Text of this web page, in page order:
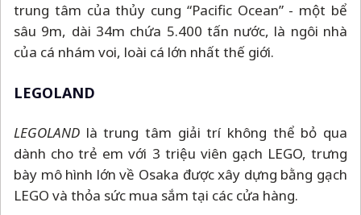
trung tâm của thủy cung “Pacific Ocean” - một bể
sâu 9m, dài 34m chứa 5.400 tấn nước, là ngôi nhà
của cá nhám voi, loài cá lớn nhất thế giới.
LEGOLAND
LEGOLAND là trung tâm giải trí không thể bỏ qua
dành cho trẻ em với 3 triệu viên gạch LEGO, trưng
bày mô hình lớn về Osaka được xây dựng bằng gạch
LEGO và thỏa sức mua sắm tại các cửa hàng.